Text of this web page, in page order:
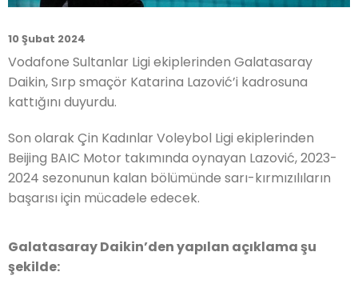
10 Şubat 2024
Vodafone Sultanlar Ligi ekiplerinden Galatasaray
Daikin, Sırp smaçör Katarina Lazović’i kadrosuna
kattığını duyurdu.
Son olarak Çin Kadınlar Voleybol Ligi ekiplerinden
Beijing BAIC Motor takımında oynayan Lazović, 2023-
2024 sezonunun kalan bölümünde sarı-kırmızılıların
başarısı için mücadele edecek.
Galatasaray Daikin’den yapılan açıklama şu
şekilde: